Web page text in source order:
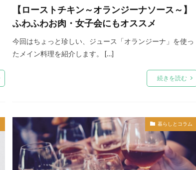
【ローストチキン～オランジーナソース～】
ふわふわお肉・女子会にもオススメ
今回はちょっと珍しい、ジュース「オランジーナ」を使っ
たメイン料理を紹介します。 […]
続きを読む
暮らしとコラム